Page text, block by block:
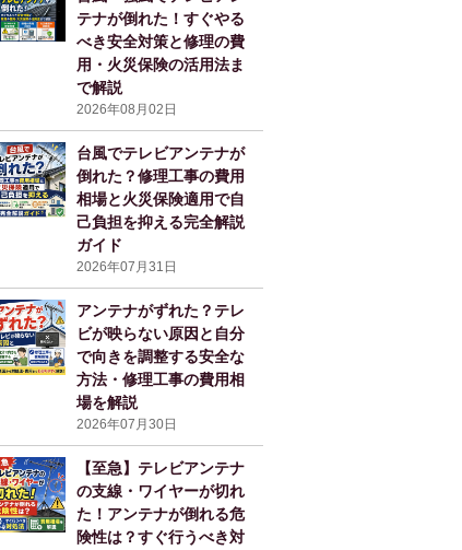
テナが倒れた！すぐやる
べき安全対策と修理の費
用・火災保険の活用法ま
で解説
2026年08月02日
台風でテレビアンテナが
倒れた？修理工事の費用
相場と火災保険適用で自
己負担を抑える完全解説
ガイド
2026年07月31日
アンテナがずれた？テレ
ビが映らない原因と自分
で向きを調整する安全な
方法・修理工事の費用相
場を解説
2026年07月30日
【至急】テレビアンテナ
の支線・ワイヤーが切れ
た！アンテナが倒れる危
険性は？すぐ行うべき対